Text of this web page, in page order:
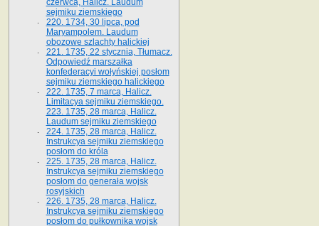
czerwca, Halicz. Laudum
sejmiku ziemskiego
220. 1734, 30 lipca, pod
Maryampolem. Laudum
obozowe szlachty halickiej
221. 1735, 22 stycznia, Tłumacz.
Odpowiedź marszałka
konfederacyi wołyńskiej posłom
sejmiku ziemskiego halickiego
222. 1735, 7 marca, Halicz.
Limitacya sejmiku ziemskiego.
223. 1735, 28 marca, Halicz.
Laudum sejmiku ziemskiego
224. 1735, 28 marca, Halicz.
Instrukcya sejmiku ziemskiego
posłom do króla
225. 1735, 28 marca, Halicz.
Instrukcya sejmiku ziemskiego
posłom do generała wojsk
rosyjskich
226. 1735, 28 marca, Halicz.
Instrukcya sejmiku ziemskiego
posłom do pułkownika wojsk